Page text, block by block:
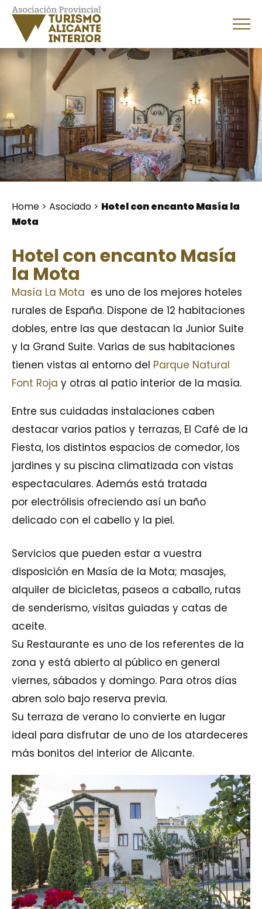
Home > Asociado > Hotel con encanto Masía la
Mota
Hotel con encanto Masía
la Mota
Masía La Mota es uno de los mejores hoteles
rurales de España. Dispone de 12 habitaciones
dobles, entre las que destacan la Junior Suite
y la Grand Suite. Varias de sus habitaciones
tienen vistas al entorno del Parque Natural
Font Roja y otras al patio interior de la masía.
Entre sus cuidadas instalaciones caben
destacar varios patios y terrazas, El Café de la
Fiesta, los distintos espacios de comedor, los
jardines y su piscina climatizada con vistas
espectaculares. Además está tratada
por electrólisis ofreciendo así un baño
delicado con el cabello y la piel.
Servicios que pueden estar a vuestra
disposición en Masía de la Mota; masajes,
alquiler de bicicletas, paseos a caballo, rutas
de senderismo, visitas guiadas y catas de
aceite.
Su Restaurante es uno de los referentes de la
zona y está abierto al público en general
viernes, sábados y domingo. Para otros días
abren solo bajo reserva previa.
Su terraza de verano lo convierte en lugar
ideal para disfrutar de uno de los atardeceres
más bonitos del interior de Alicante.